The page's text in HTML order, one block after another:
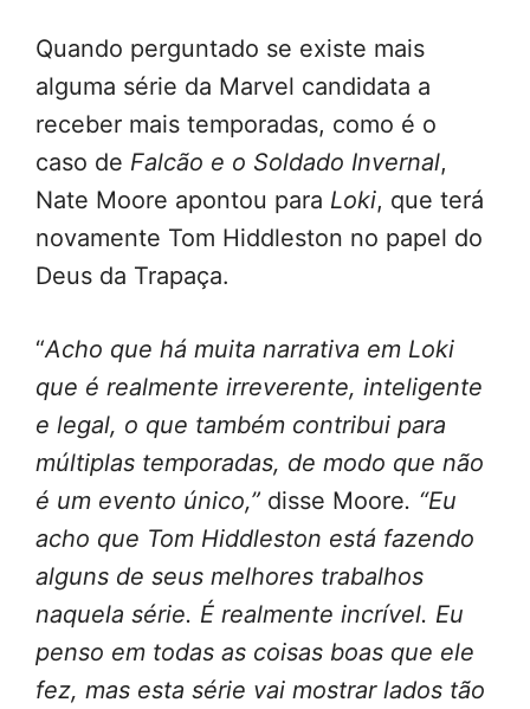
Quando perguntado se existe mais
alguma série da Marvel candidata a
receber mais temporadas, como é o
caso de Falcão e o Soldado Invernal,
Nate Moore apontou para Loki, que terá
novamente Tom Hiddleston no papel do
Deus da Trapaça.
“Acho que há muita narrativa em Loki
que é realmente irreverente, inteligente
e legal, o que também contribui para
múltiplas temporadas, de modo que não
é um evento único,” disse Moore. “Eu
acho que Tom Hiddleston está fazendo
alguns de seus melhores trabalhos
naquela série. É realmente incrível. Eu
penso em todas as coisas boas que ele
fez, mas esta série vai mostrar lados tão